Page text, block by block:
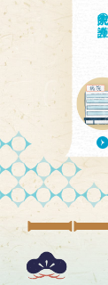
入院中の介護